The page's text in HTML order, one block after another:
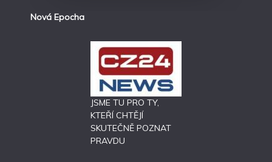
Nová Epocha
JSME TU PRO TY,
KTEŘÍ CHTĚJÍ
SKUTEČNĚ POZNAT
PRAVDU